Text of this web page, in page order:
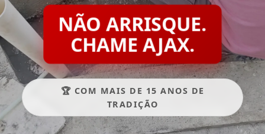
NÃO ARRISQUE.
CHAME AJAX.
🏆 COM MAIS DE 15 ANOS DE
TRADIÇÃO